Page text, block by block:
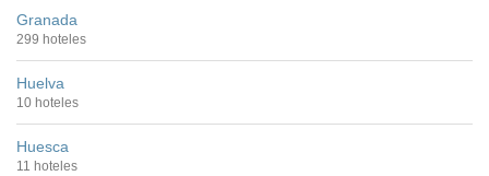
Granada
299 hoteles
Huelva
10 hoteles
Huesca
11 hoteles